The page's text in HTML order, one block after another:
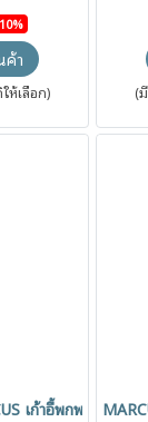
ค้า
ห้เลือก) (
เก้าอี้พกพาเด็ก